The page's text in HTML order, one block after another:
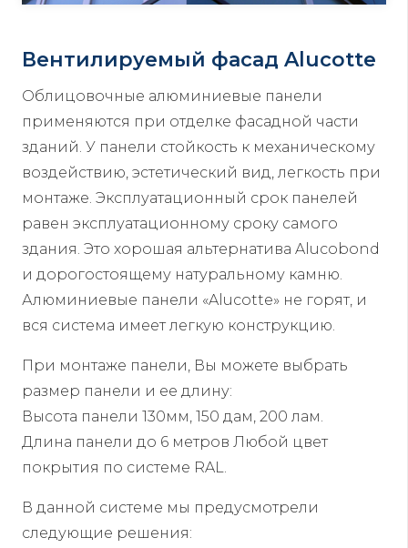
Вентилируемый фасад Alucotte
Облицовочные алюминиевые панели
применяются при отделке фасадной части
зданий. У панели стойкость к механическому
воздействию, эстетический вид, легкость при
монтаже. Эксплуатационный срок панелей
равен эксплуатационному сроку самого
здания. Это хорошая альтернатива Alucobond
и дорогостоящему натуральному камню.
Алюминиевые панели «Alucotte» не горят, и
вся система имеет легкую конструкцию.
При монтаже панели, Вы можете выбрать
размер панели и ее длину:
Высота панели 130мм, 150 дам, 200 лам.
Длина панели до 6 метров Любой цвет
покрытия по системе RAL.
В данной системе мы предусмотрели
следующие решения: